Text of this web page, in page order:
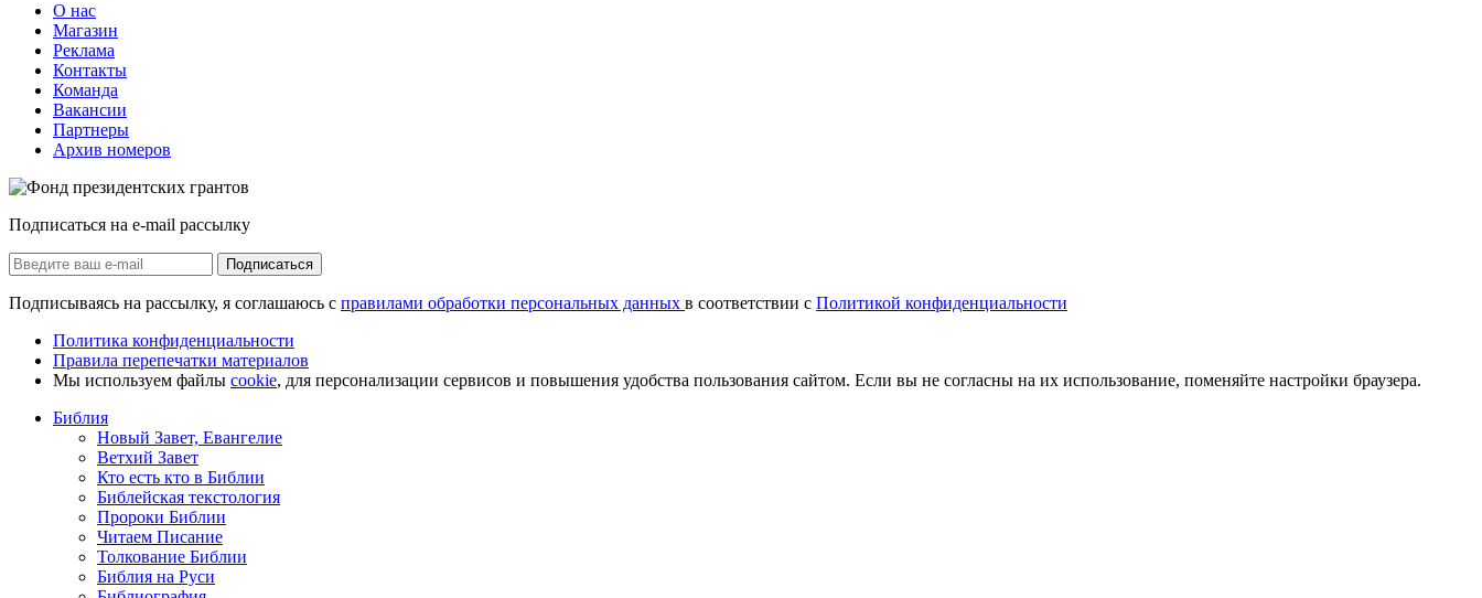
О нас
Магазин
Реклама
Контакты
Команда
Вакансии
Партнеры
Архив номеров
Подписаться на e-mail рассылку
Подписаться
Подписываясь на рассылку, я соглашаюсь с правилами обработки персональных данных в соответствии с Политикой конфиденциальности
Политика конфиденциальности
Правила перепечатки материалов
Мы используем файлы cookie, для персонализации сервисов и повышения удобства пользования сайтом. Если вы не согласны на их использование, поменяйте настройки браузера.
Библия
Новый Завет, Евангелие
Ветхий Завет
Кто есть кто в Библии
Библейская текстология
Пророки Библии
Читаем Писание
Толкование Библии
Библия на Руси